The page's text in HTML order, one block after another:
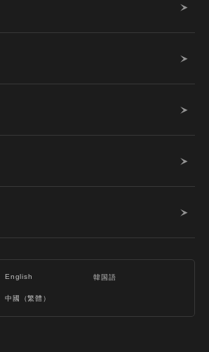
English 韓国語
中國（繁體）